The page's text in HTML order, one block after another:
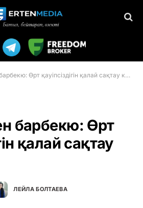
Өрт қауіпсіздігін қалай сақтау керек?
барбекю: Өрт
қалай сақтау
ЛЕЙЛА БОЛТАЕВА